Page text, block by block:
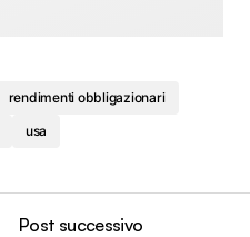
rendimenti obbligazionari
usa
Post successivo